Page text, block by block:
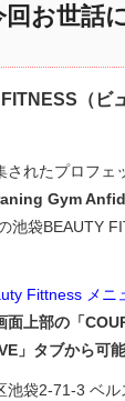
回お世話
（ビ
されたプロフェ
Gym
池袋BEAUTY
Fittness メニ
面上部の「
」タブから可能
池袋2-71-3 ベ